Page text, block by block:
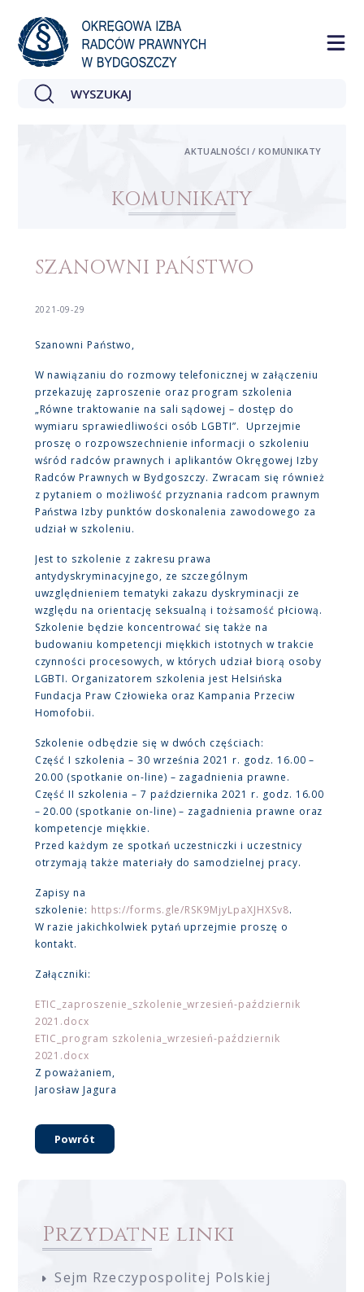
KOMUNIKATY
AKTUALNOŚCI / KOMUNIKATY
SZANOWNI PAŃSTWO
2021-09-29
Szanowni Państwo,
W nawiązaniu do rozmowy telefonicznej w załączeniu
przekazuję zaproszenie oraz program szkolenia
„Równe traktowanie na sali sądowej – dostęp do
wymiaru sprawiedliwości osób LGBTI”. Uprzejmie
proszę o rozpowszechnienie informacji o szkoleniu
wśród radców prawnych i aplikantów Okręgowej Izby
Radców Prawnych w Bydgoszczy. Zwracam się również
z pytaniem o możliwość przyznania radcom prawnym
Państwa Izby punktów doskonalenia zawodowego za
udział w szkoleniu.
Jest to szkolenie z zakresu prawa
antydyskryminacyjnego, ze szczególnym
uwzględnieniem tematyki zakazu dyskryminacji ze
względu na orientację seksualną i tożsamość płciową.
Szkolenie będzie koncentrować się także na
budowaniu kompetencji miękkich istotnych w trakcie
czynności procesowych, w których udział biorą osoby
LGBTI. Organizatorem szkolenia jest Helsińska
Fundacja Praw Człowieka oraz Kampania Przeciw
Homofobii.
Szkolenie odbędzie się w dwóch częściach:
Część I szkolenia – 30 września 2021 r. godz. 16.00 –
20.00 (spotkanie on-line) – zagadnienia prawne.
Część II szkolenia – 7 października 2021 r. godz. 16.00
– 20.00 (spotkanie on-line) – zagadnienia prawne oraz
kompetencje miękkie.
Przed każdym ze spotkań uczestniczki i uczestnicy
otrzymają także materiały do samodzielnej pracy.
Zapisy na
szkolenie: https://forms.gle/RSK9MjyLpaXJHXSv8.
W razie jakichkolwiek pytań uprzejmie proszę o
kontakt.
Załączniki:
ETIC_zaproszenie_szkolenie_wrzesień-październik
2021.docx
ETIC_program szkolenia_wrzesień-październik
2021.docx
Z poważaniem,
Jarosław Jagura
Powrót
Przydatne linki
Sejm Rzeczypospolitej Polskiej